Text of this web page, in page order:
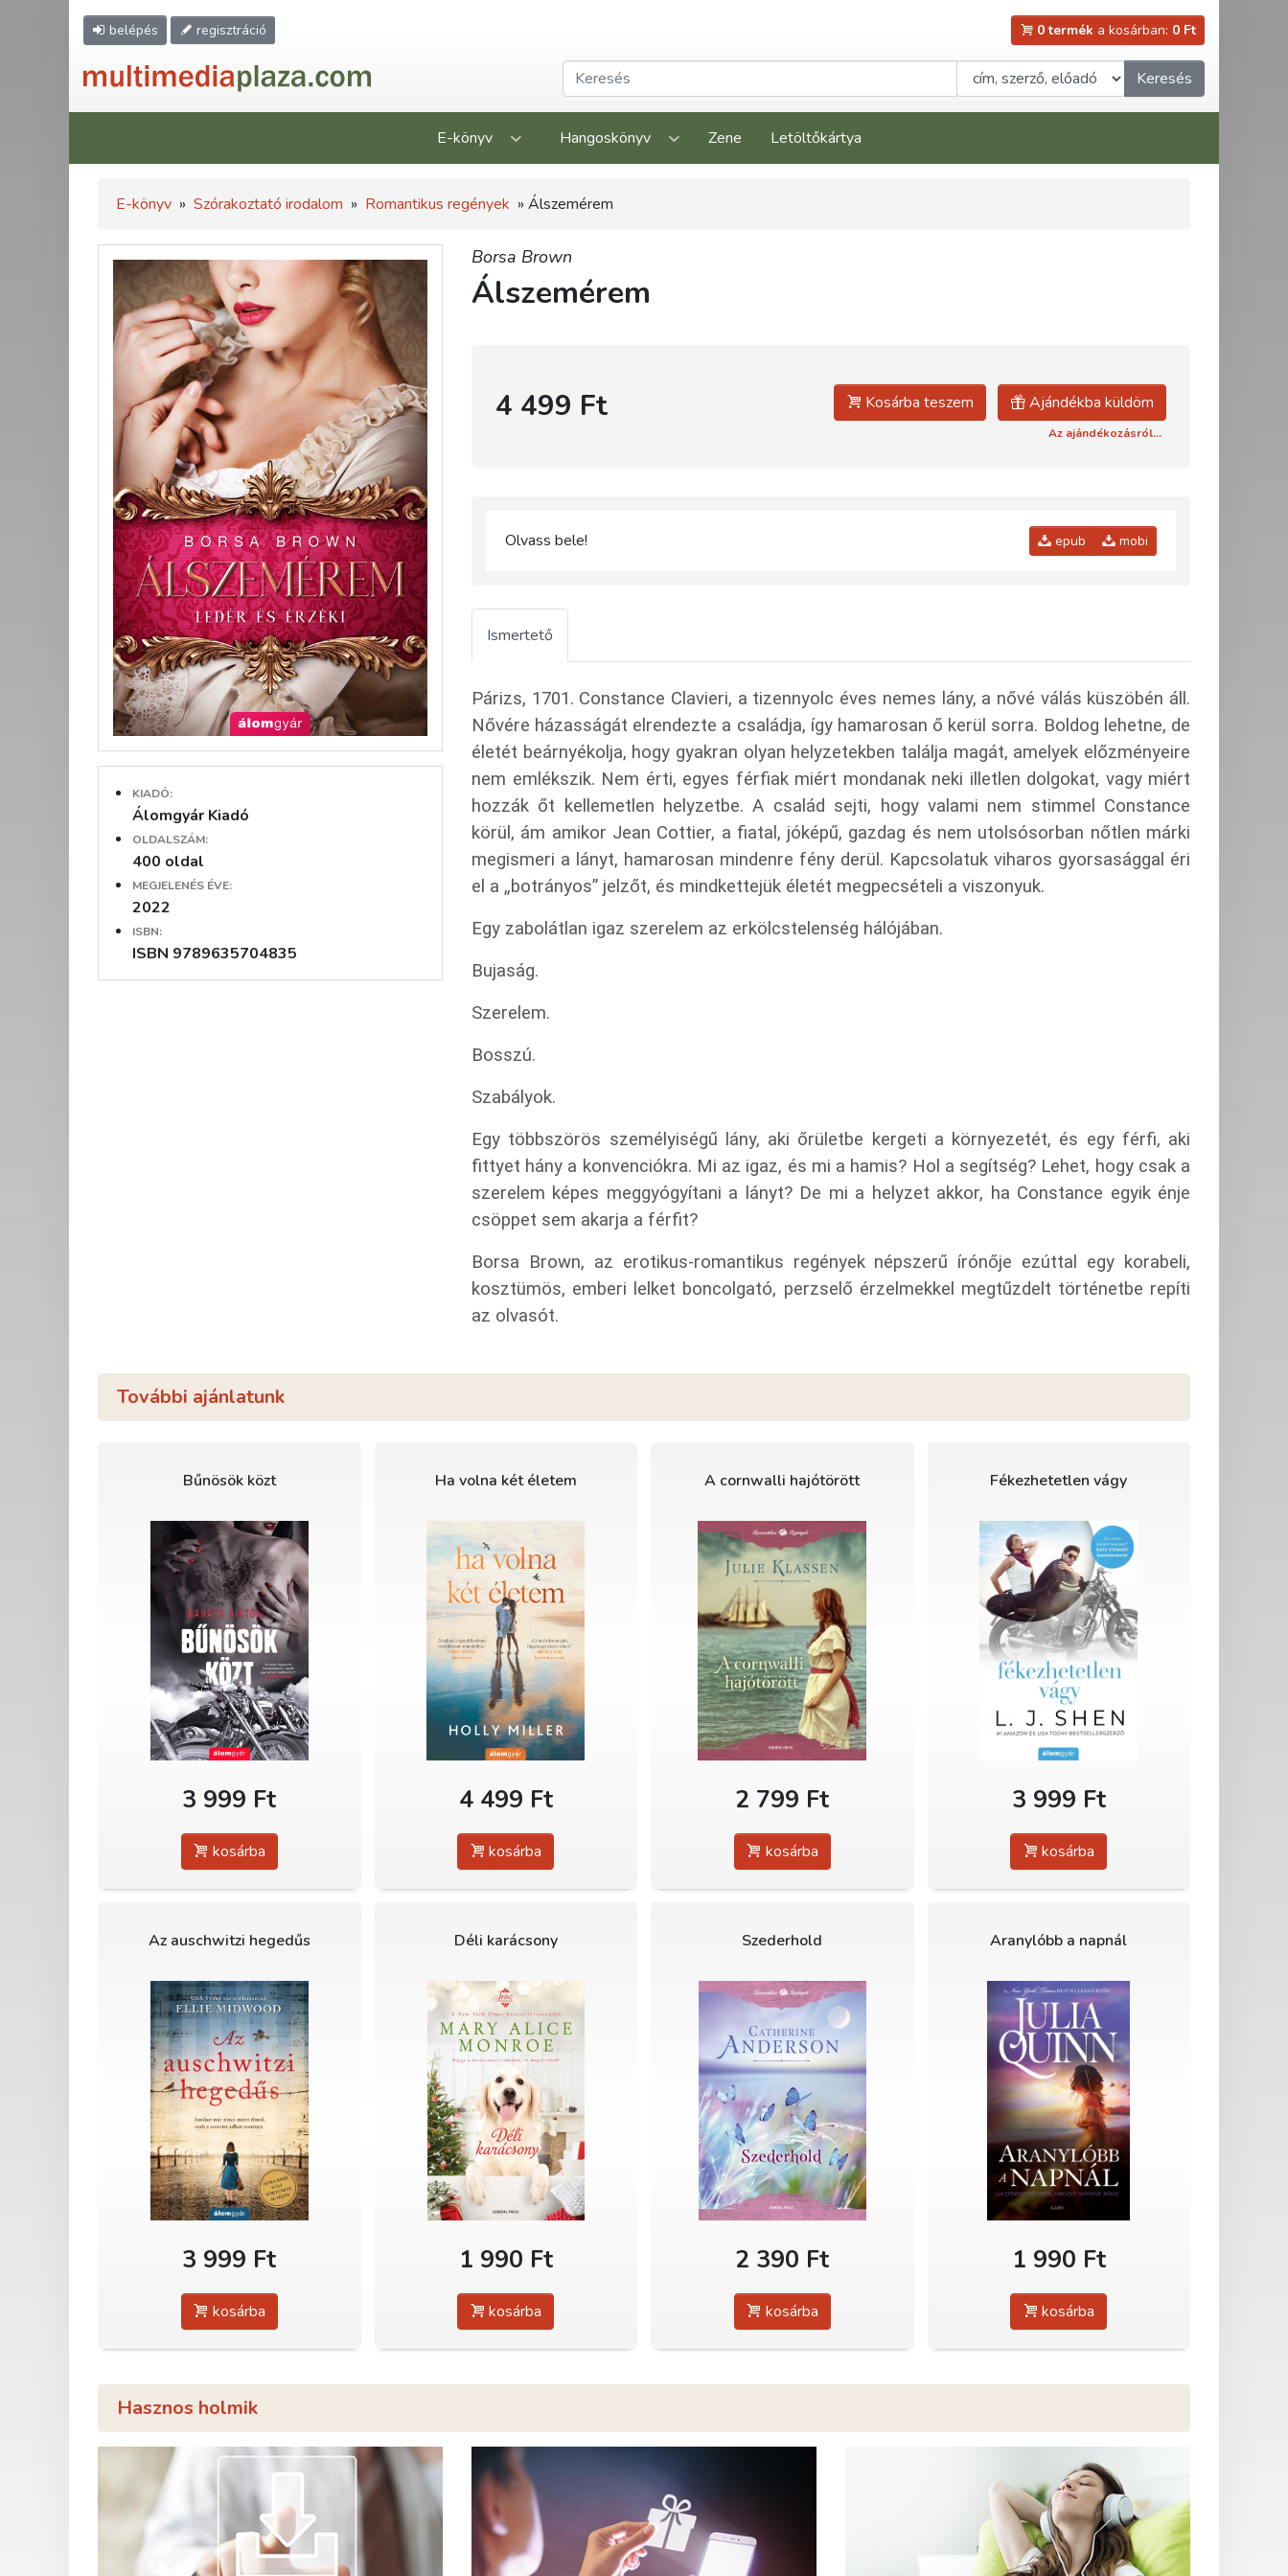
belépés regisztráció 0 termék a kosárban: 0 Ft
Keresés
E-könyv Hangoskönyv Zene Letöltőkártya
E-könyv » Szórakoztató irodalom » Romantikus regények » Álszemérem
KIADÓ:
Álomgyár Kiadó
OLDALSZÁM:
400 oldal
MEGJELENÉS ÉVE:
2022
ISBN:
ISBN 9789635704835
Borsa Brown
Álszemérem
4 499 Ft Kosárba teszem Ajándékba küldöm
Az ajándékozásról...
Olvass bele! epub mobi
Ismertető
Párizs, 1701. Constance Clavieri, a tizennyolc éves nemes lány, a nővé válás küszöbén áll.
Nővére házasságát elrendezte a családja, így hamarosan ő kerül sorra. Boldog lehetne, de
életét beárnyékolja, hogy gyakran olyan helyzetekben találja magát, amelyek előzményeire
nem emlékszik. Nem érti, egyes férfiak miért mondanak neki illetlen dolgokat, vagy miért
hozzák őt kellemetlen helyzetbe. A család sejti, hogy valami nem stimmel Constance
körül, ám amikor Jean Cottier, a fiatal, jóképű, gazdag és nem utolsósorban nőtlen márki
megismeri a lányt, hamarosan mindenre fény derül. Kapcsolatuk viharos gyorsasággal éri
el a „botrányos” jelzőt, és mindkettejük életét megpecsételi a viszonyuk.
Egy zabolátlan igaz szerelem az erkölcstelenség hálójában.
Bujaság.
Szerelem.
Bosszú.
Szabályok.
Egy többszörös személyiségű lány, aki őrületbe kergeti a környezetét, és egy férfi, aki
fittyet hány a konvenciókra. Mi az igaz, és mi a hamis? Hol a segítség? Lehet, hogy csak a
szerelem képes meggyógyítani a lányt? De mi a helyzet akkor, ha Constance egyik énje
csöppet sem akarja a férfit?
Borsa Brown, az erotikus-romantikus regények népszerű írónője ezúttal egy korabeli,
kosztümös, emberi lelket boncolgató, perzselő érzelmekkel megtűzdelt történetbe repíti
az olvasót.
További ajánlatunk
Bűnösök közt
3 999 Ft
kosárba
Ha volna két életem
4 499 Ft
kosárba
A cornwalli hajótörött
2 799 Ft
kosárba
Fékezhetetlen vágy
3 999 Ft
kosárba
Az auschwitzi hegedűs
3 999 Ft
kosárba
Déli karácsony
1 990 Ft
kosárba
Szederhold
2 390 Ft
kosárba
Aranylóbb a napnál
1 990 Ft
kosárba
Hasznos holmik